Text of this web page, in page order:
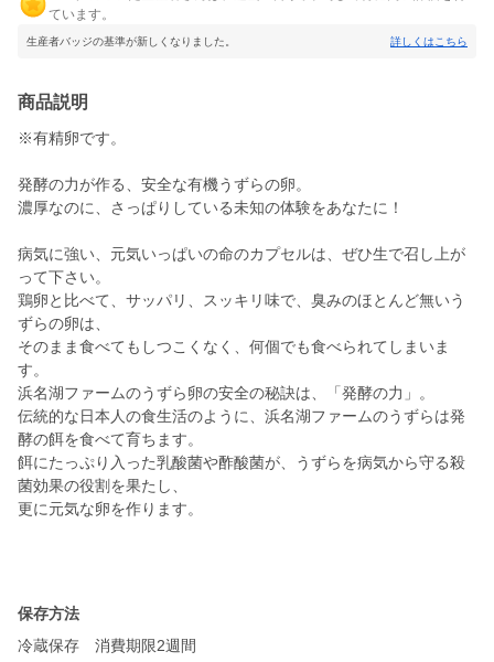
ています。
生産者バッジの基準が新しくなりました。 詳しくはこちら
商品説明
※有精卵です。
発酵の力が作る、安全な有機うずらの卵。
濃厚なのに、さっぱりしている未知の体験をあなたに！
病気に強い、元気いっぱいの命のカプセルは、ぜひ生で召し上が
って下さい。
鶏卵と比べて、サッパリ、スッキリ味で、臭みのほとんど無いう
ずらの卵は、
そのまま食べてもしつこくなく、何個でも食べられてしまいま
す。
浜名湖ファームのうずら卵の安全の秘訣は、「発酵の力」。
伝統的な日本人の食生活のように、浜名湖ファームのうずらは発
酵の餌を食べて育ちます。
餌にたっぷり入った乳酸菌や酢酸菌が、うずらを病気から守る殺
菌効果の役割を果たし、
更に元気な卵を作ります。
保存方法
冷蔵保存 消費期限2週間